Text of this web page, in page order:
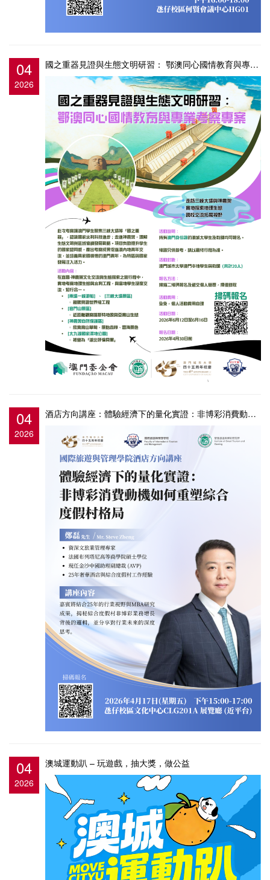
04
2026
國之重器見證與生態文明研習： 鄂澳同心國情教育與專業考察專案
04
2026
酒店方向講座：體驗經濟下的量化實證：非博彩消費動機如何重塑綜合度假村格局
04
2026
澳城運動趴 – 玩遊戲，抽大獎，做公益